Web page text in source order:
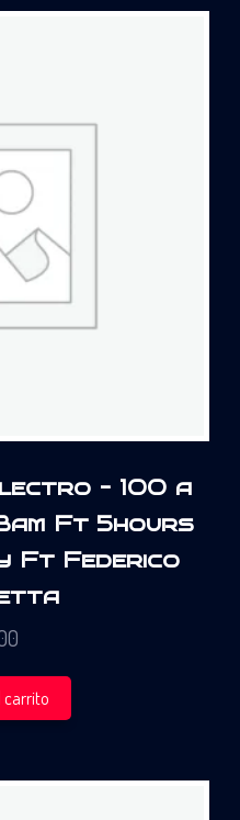
– 100 a
Ft 5hours
Ft Federico
carrito